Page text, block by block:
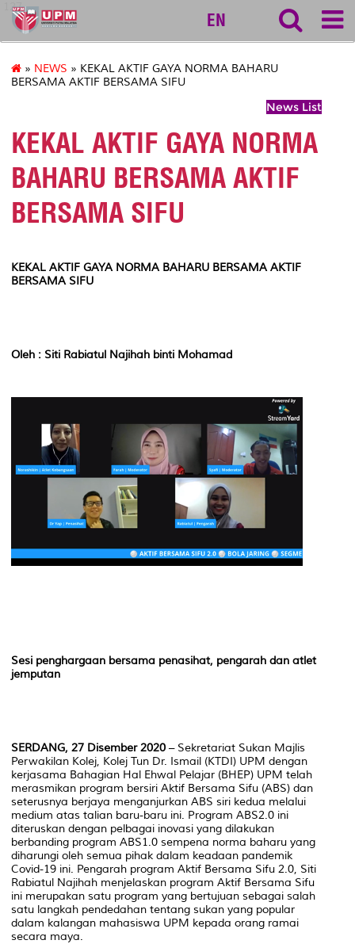
127
EN
» NEWS » KEKAL AKTIF GAYA NORMA BAHARU
BERSAMA AKTIF BERSAMA SIFU
News List
KEKAL AKTIF GAYA NORMA
BAHARU BERSAMA AKTIF
BERSAMA SIFU
KEKAL AKTIF GAYA NORMA BAHARU BERSAMA AKTIF
BERSAMA SIFU
Oleh : Siti Rabiatul Najihah binti Mohamad
Sesi penghargaan bersama penasihat, pengarah dan atlet
jemputan
SERDANG, 27 Disember 2020 – Sekretariat Sukan Majlis
Perwakilan Kolej, Kolej Tun Dr. Ismail (KTDI) UPM dengan
kerjasama Bahagian Hal Ehwal Pelajar (BHEP) UPM telah
merasmikan program bersiri Aktif Bersama Sifu (ABS) dan
seterusnya berjaya menganjurkan ABS siri kedua melalui
medium atas talian baru-baru ini. Program ABS2.0 ini
diteruskan dengan pelbagai inovasi yang dilakukan
berbanding program ABS1.0 sempena norma baharu yang
diharungi oleh semua pihak dalam keadaan pandemik
Covid-19 ini. Pengarah program Aktif Bersama Sifu 2.0, Siti
Rabiatul Najihah menjelaskan program Aktif Bersama Sifu
ini merupakan satu program yang bertujuan sebagai salah
satu langkah pendedahan tentang sukan yang popular
dalam kalangan mahasiswa UPM kepada orang ramai
secara maya.